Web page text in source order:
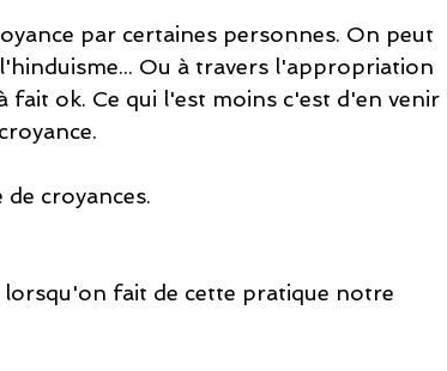
par certaines personnes. On peut
Ou à travers l'appropriation
fait ok. Ce qui l'est moins c'est d'en venir
croyances.
lorsqu'on fait de cette pratique notre